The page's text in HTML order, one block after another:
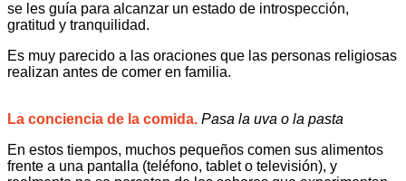
se les guía para alcanzar un estado de introspección,
gratitud y tranquilidad.
Es muy parecido a las oraciones que las personas religiosas
realizan antes de comer en familia.
La conciencia de la comida. Pasa la uva o la pasta
En estos tiempos, muchos pequeños comen sus alimentos
frente a una pantalla (teléfono, tablet o televisión), y